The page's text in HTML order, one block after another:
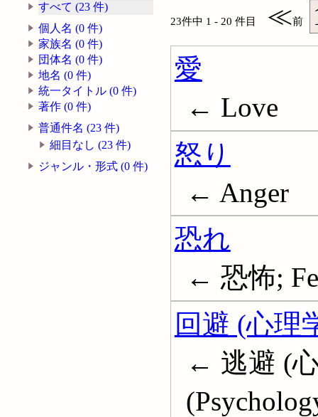
すべて (23 件)
個人名 (0 件)
家族名 (0 件)
団体名 (0 件)
地名 (0 件)
統一タイトル (0 件)
著作 (0 件)
普通件名 (23 件)
細目なし (23 件)
ジャンル・形式 (0 件)
23件中 1 - 20 件目 ≪前
愛
← Love
怒り
← Anger
恐れ
← 恐怖;
回避 (心理
← 逃避 (